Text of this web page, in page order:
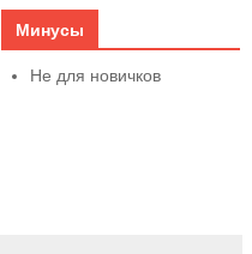
Минусы
Не для новичков